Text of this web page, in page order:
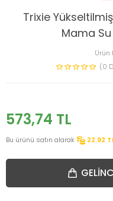
Trixie
Mama Su
Ürün
(0
573,74 TL
Bu ürünü satın alarak
22.92